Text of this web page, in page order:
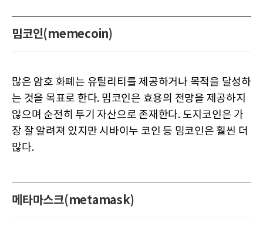
밈코인(memecoin)
많은 암호 화폐는 유틸리티를 제공하거나 목적을 달성하
는 것을 목표로 한다. 밈코인은 효용의 전망을 제공하지
않으며 순전히 투기 자산으로 존재한다. 도지코인은 가
장 잘 알려져 있지만 시바이누 코인 등 밈코인은 훨씬 더
많다.
메타마스크(metamask)